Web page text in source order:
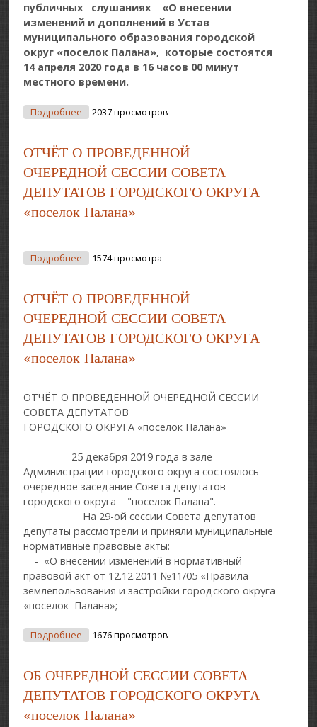
публичных слушаниях «О внесении
изменений и дополнений в Устав
муниципального образования городской
округ «поселок Палана», которые состоятся
14 апреля 2020 года в 16 часов 00 минут
местного времени.
Подробнее О Сообщение Организационного Комитета По
2037 просмотров
ОТЧЁТ О ПРОВЕДЕННОЙ
ОЧЕРЕДНОЙ СЕССИИ СОВЕТА
ДЕПУТАТОВ ГОРОДСКОГО ОКРУГА
«поселок Палана»
Подробнее О ОТЧЁТ О ПРОВЕДЕННОЙ ОЧЕРЕДНОЙ СЕССИИ
1574 просмотра
ОТЧЁТ О ПРОВЕДЕННОЙ
ОЧЕРЕДНОЙ СЕССИИ СОВЕТА
ДЕПУТАТОВ ГОРОДСКОГО ОКРУГА
«поселок Палана»
ОТЧЁТ О ПРОВЕДЕННОЙ ОЧЕРЕДНОЙ СЕССИИ
СОВЕТА ДЕПУТАТОВ
ГОРОДСКОГО ОКРУГА «поселок Палана»
25 декабря 2019 года в зале
Администрации городского округа состоялось
очередное заседание Совета депутатов
городского округа "поселок Палана".
На 29-ой сессии Совета депутатов
депутаты рассмотрели и приняли муниципальные
нормативные правовые акты:
- «О внесении изменений в нормативный
правовой акт от 12.12.2011 №11/05 «Правила
землепользования и застройки городского округа
«поселок Палана»;
Подробнее О ОТЧЁТ О ПРОВЕДЕННОЙ ОЧЕРЕДНОЙ СЕССИИ
1676 просмотров
ОБ ОЧЕРЕДНОЙ СЕССИИ СОВЕТА
ДЕПУТАТОВ ГОРОДСКОГО ОКРУГА
«поселок Палана»